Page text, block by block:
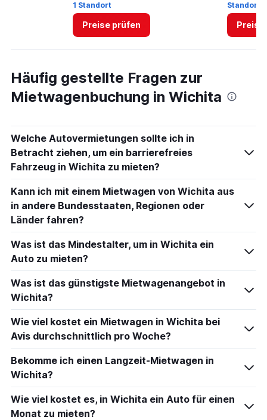
1 Standort
Preise prüfen
Standort
Preise
Häufig gestellte Fragen zur
Mietwagenbuchung in Wichita
Welche Autovermietungen sollte ich in
Betracht ziehen, um ein barrierefreies
Fahrzeug in Wichita zu mieten?
Kann ich mit einem Mietwagen von Wichita aus
in andere Bundesstaaten, Regionen oder
Länder fahren?
Was ist das Mindestalter, um in Wichita ein
Auto zu mieten?
Was ist das günstigste Mietwagenangebot in
Wichita?
Wie viel kostet ein Mietwagen in Wichita bei
Avis durchschnittlich pro Woche?
Bekomme ich einen Langzeit-Mietwagen in
Wichita?
Wie viel kostet es, in Wichita ein Auto für einen
Monat zu mieten?